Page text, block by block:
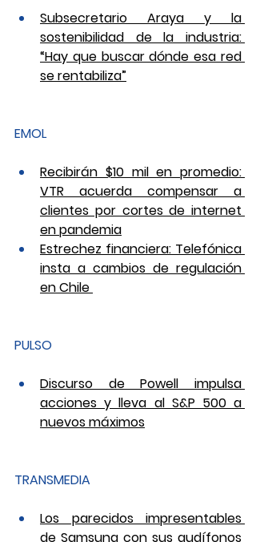
Subsecretario Araya y la
sostenibilidad de la industria:
“Hay que buscar dónde esa red
se rentabiliza”
EMOL
Recibirán $10 mil en promedio:
VTR acuerda compensar a
clientes por cortes de internet
en pandemia
Estrechez financiera: Telefónica
insta a cambios de regulación
en Chile
PULSO
Discurso de Powell impulsa
acciones y lleva al S&P 500 a
nuevos máximos
TRANSMEDIA
Los parecidos impresentables
de Samsung con sus audífonos